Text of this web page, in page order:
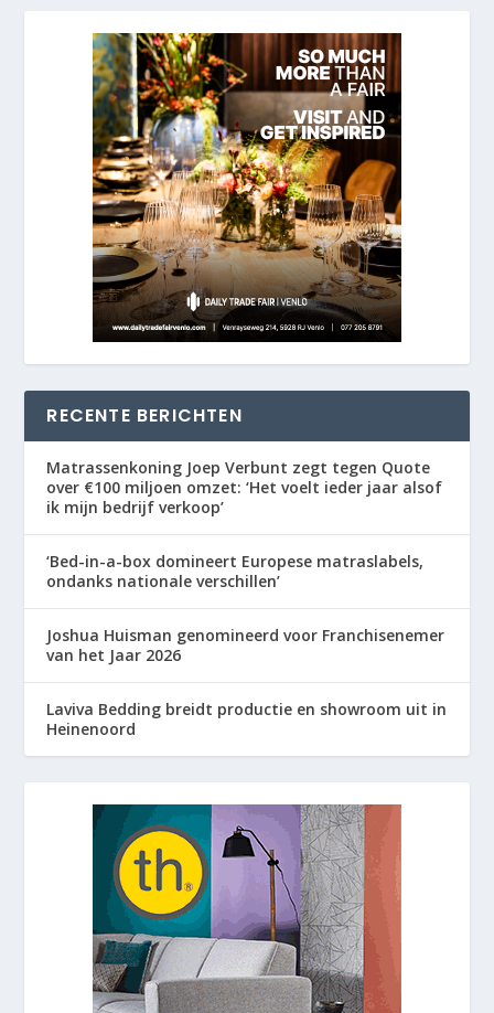
RECENTE BERICHTEN
Matrassenkoning Joep Verbunt zegt tegen Quote
over €100 miljoen omzet: ‘Het voelt ieder jaar alsof
ik mijn bedrijf verkoop’
‘Bed-in-a-box domineert Europese matraslabels,
ondanks nationale verschillen’
Joshua Huisman genomineerd voor Franchisenemer
van het Jaar 2026
Laviva Bedding breidt productie en showroom uit in
Heinenoord